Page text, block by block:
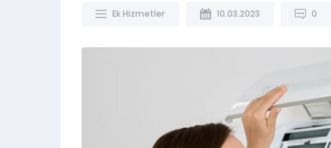
Ek Hizmetler 10.03.2023 0